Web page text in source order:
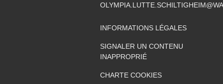
INFORMATIONS LÉGALES
SIGNALER UN CONTENU
INAPPROPRIÉ
CHARTE COOKIES